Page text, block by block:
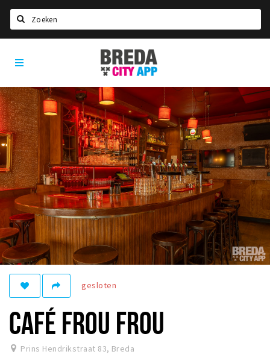
Home
Agenda
Deals
Party pics
Nieuws, interviews & blogs
Eten
Drinken
Slapen
Recreatief
Winkels
Winkelgebieden
Parkeren
Bezienswaardigheden
Musea, theaters & podia
Breda
City
App
gesloten
CAFÉ FROU FROU
Prins Hendrikstraat 83, Breda